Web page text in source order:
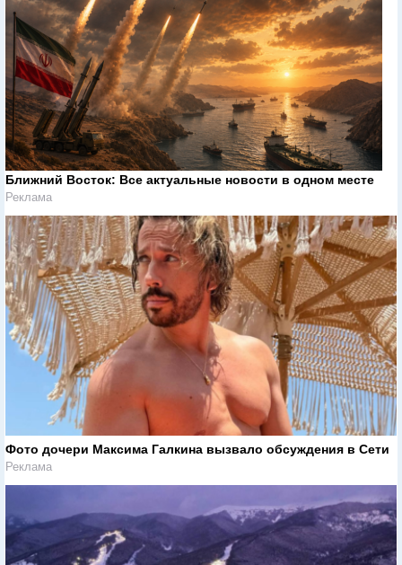
Ближний Восток: Все актуальные новости в одном месте
Реклама
Фото дочери Максима Галкина вызвало обсуждения в Сети
Реклама